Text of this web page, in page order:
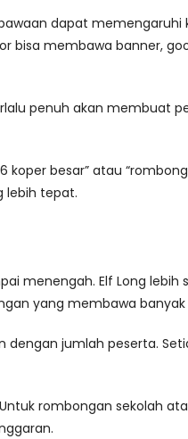
dapat memengaruhi
bisa membawa banner,
penuh akan membuat
koper besar” atau
lebih tepat.
menengah. Elf Long lebih
yang membawa banyak
jumlah peserta.
rombongan sekolah